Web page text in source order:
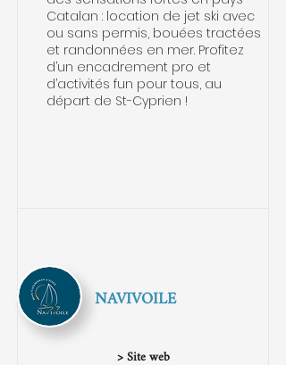
Catalan : location de jet ski avec
ou sans permis, bouées tractées
et randonnées en mer. Profitez
d’un encadrement pro et
d’activités fun pour tous, au
départ de St-Cyprien !
> Site web
NAVIVOILE